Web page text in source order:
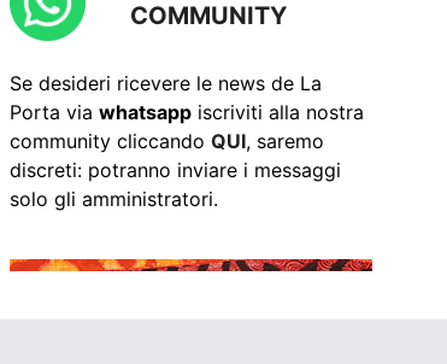
COMMUNITY
Se desideri ricevere le news de La
Porta via whatsapp iscriviti alla nostra
community cliccando QUI, saremo
discreti: potranno inviare i messaggi
solo gli amministratori.